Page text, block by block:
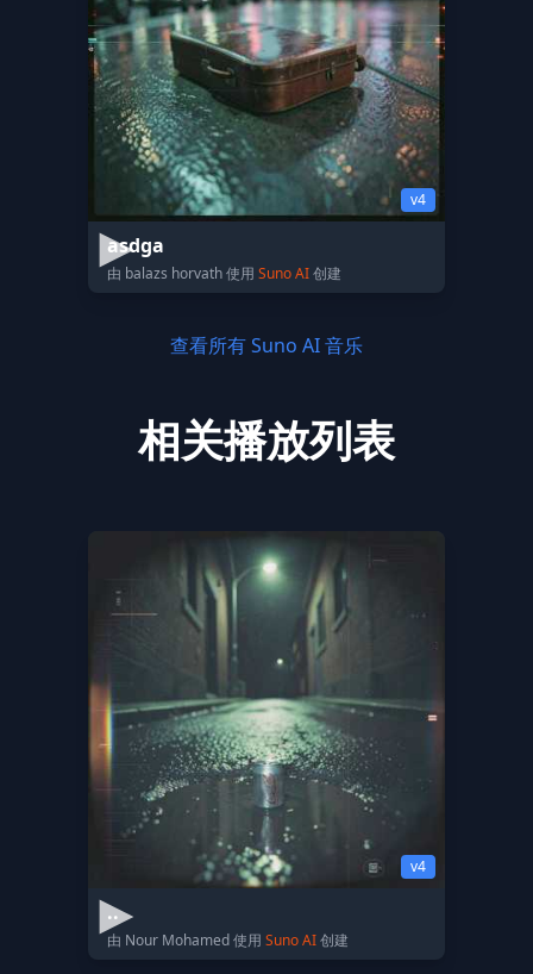
v4
asdga
由 balazs horvath 使用 Suno AI创建
查看所有 Suno AI 音乐
相关播放列表
v4
..
由 Nour Mohamed 使用 Suno AI创建